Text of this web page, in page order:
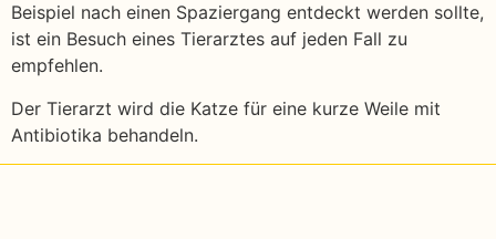
Beispiel nach einen Spaziergang entdeckt werden sollte,
ist ein Besuch eines Tierarztes auf jeden Fall zu
empfehlen.
Der Tierarzt wird die Katze für eine kurze Weile mit
Antibiotika behandeln.